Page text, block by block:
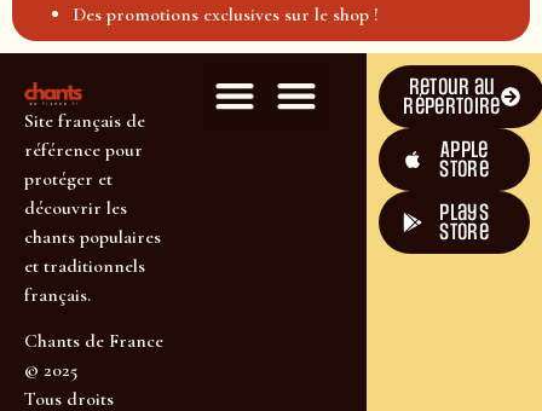
Des promotions exclusives sur le shop !
Site français de
référence pour
protéger et
découvrir les
chants populaires
et traditionnels
français.
Chants de France
© 2025
Tous droits
Retour au
répertoire
Apple
Store
plays
store